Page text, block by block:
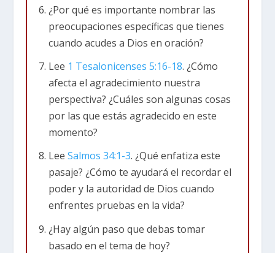
desencadena un pensamiento ansioso e
inmediatamente lo escondes o lo niegas. Tratas
de evadirlo. Desafortunadamente, la evasión
funciona a corto plazo y te brinda un alivio
temporal de la preocupación. Pero
inevitablemente conduce a más ansiedad a largo
plazo, desencadenando el ciclo nuevamente.
La ansiedad se ha convertido en una epidemia
entre personas de todas las edades, pero no
pierdas toda esperanza. La Biblia ofrece paz a
los seguidores de Jesús y revela un secreto
simple para cualquiera que tenga oídos para
¿Por qué es importante nombrar las
preocupaciones específicas que tienes
cuando acudes a Dios en oración?
Lee 1 Tesalonicenses 5:16-18. ¿Cómo
afecta el agradecimiento nuestra
perspectiva? ¿Cuáles son algunas cosas
por las que estás agradecido en este
momento?
Lee Salmos 34:1-3. ¿Qué enfatiza este
pasaje? ¿Cómo te ayudará el recordar el
poder y la autoridad de Dios cuando
enfrentes pruebas en la vida?
¿Hay algún paso que debas tomar
basado en el tema de hoy?